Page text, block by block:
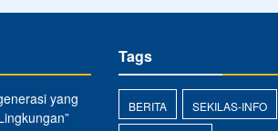
yang
Tags
BERITA SEKILAS-INFO